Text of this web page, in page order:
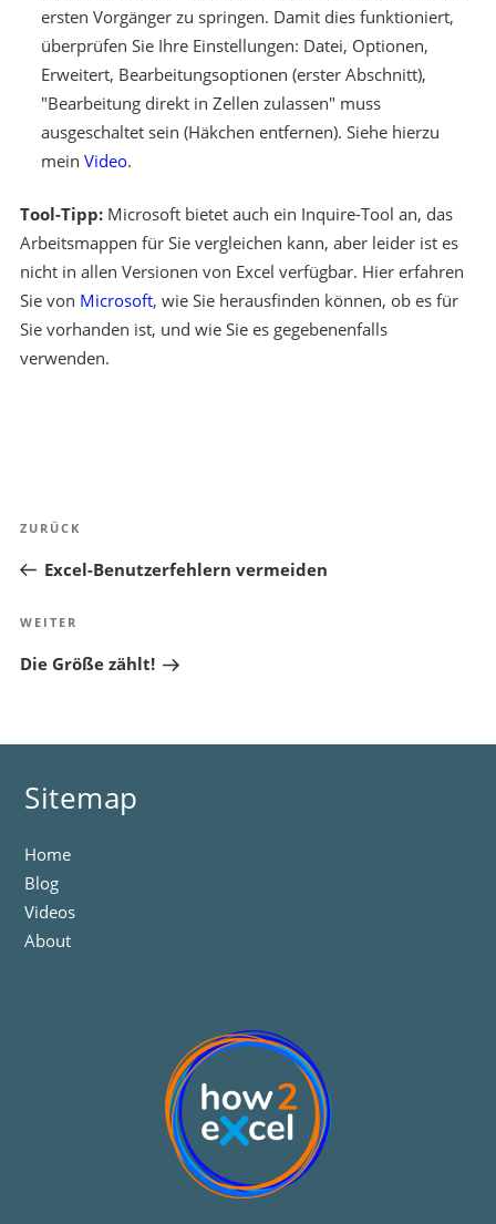
ersten Vorgänger zu springen. Damit dies funktioniert,
überprüfen Sie Ihre Einstellungen: Datei, Optionen,
Erweitert, Bearbeitungsoptionen (erster Abschnitt),
"Bearbeitung direkt in Zellen zulassen" muss
ausgeschaltet sein (Häkchen entfernen). Siehe hierzu
mein Video.
Tool-Tipp: Microsoft bietet auch ein Inquire-Tool an, das
Arbeitsmappen für Sie vergleichen kann, aber leider ist es
nicht in allen Versionen von Excel verfügbar. Hier erfahren
Sie von Microsoft, wie Sie herausfinden können, ob es für
Sie vorhanden ist, und wie Sie es gegebenenfalls
verwenden.
Vorheriger
ZURÜCK
Excel-Benutzerfehlern vermeiden
Nächster
WEITER
Die Größe zählt!
Sitemap
Home
Blog
Videos
About